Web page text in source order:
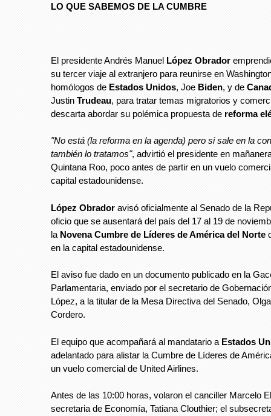
LO QUE SABEMOS DE LA CUMBRE
El presidente Andrés Manuel López Obrador
su tercer viaje al extranjero para reunirse en
homólogos de Estados Unidos, Joe Biden, y de
Justin Trudeau, para tratar temas migratorios y
descarta abordar su polémica propuesta de reforma
"No está (la reforma en la agenda) pero si sale en la
también lo tratamos", advirtió el presidente en
Quintana Roo, poco antes de partir en un vuelo
capital estadounidense.
López Obrador avisó oficialmente al Senado de la
oficio que se ausentará del país del 17 al 19 de
la Novena Cumbre de Líderes de América del Norte
en la capital estadounidense.
El aviso fue dado en un documento publicado en la
Parlamentaria, enviado por el secretario de
López, a la titular de la Mesa Directiva del Senado,
Cordero.
El equipo que acompañará al mandatario a Estados
adelantado para alistar la Cumbre de Líderes de
un vuelo comercial de United Airlines.
Antes de las 10:00 horas, volaron el canciller Marcelo
secretaria de Economía, Tatiana Clouthier; el